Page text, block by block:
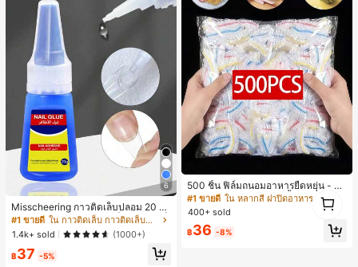
6
Misscheering กาวติดเล็บปลอม 20 กรั
ม แรงยึดสูง เจลสติกเกอร์เล็บนุ่ม แห้งเร็
ว เหมาะสำหรับผู้เริ่มต้นทำเล็บ ติดทนน
าน
#1 ขายดี
ใน กาวติดเล็บ กาวติดเล็บและสารยึดติด
1.4k+ sold
(1000+)
฿37 -5%
500 ชิ้น ฟิล์มถนอมอาหารยืดหยุ่น - ฝา
ครอบจานใสยืดหยุ่น, ใช้ซ้ำได้, หลากห
ลายฟังก์ชัน, ไม่มีกลิ่น, ป้องกันฝุ่น เหมา
ะสำหรับบ้าน, ร้านอาหาร, ปิกนิก - เหม
าะกับขนาดจานทุกขนาด, สิ่งจำเป็นสำ
หรับปิกนิก | ฟิล์มบรรจุภัณฑ์ตกแต่ง | ฟิ
#1 ขายดี ใน หลากสี ฝาปิดอาหาร
400+ sold
฿36 -8%